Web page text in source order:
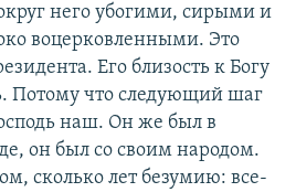
него убогими, сирыми и
воцерковленными. Это
Его близость к Богу
Потому что следующий шаг
наш. Он же был в
он был со своим народом.
сколько лет безумию: все-